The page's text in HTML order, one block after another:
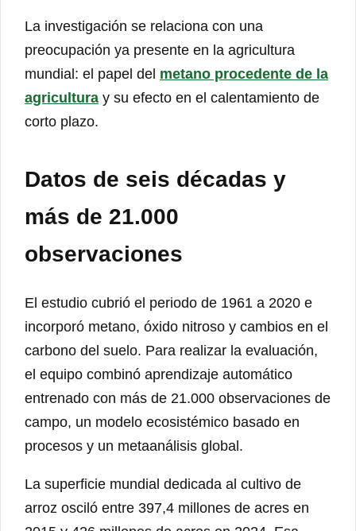
La investigación se relaciona con una
preocupación ya presente en la agricultura
mundial: el papel del metano procedente de la
agricultura y su efecto en el calentamiento de
corto plazo.
Datos de seis décadas y
más de 21.000
observaciones
El estudio cubrió el periodo de 1961 a 2020 e
incorporó metano, óxido nitroso y cambios en el
carbono del suelo. Para realizar la evaluación,
el equipo combinó aprendizaje automático
entrenado con más de 21.000 observaciones de
campo, un modelo ecosistémico basado en
procesos y un metaanálisis global.
La superficie mundial dedicada al cultivo de
arroz osciló entre 397,4 millones de acres en